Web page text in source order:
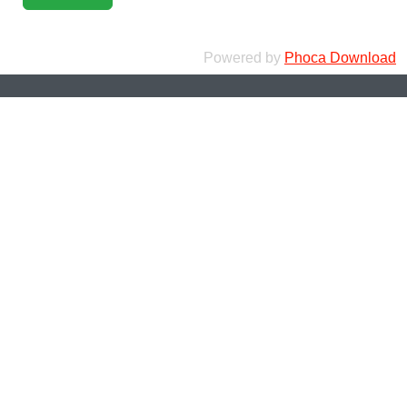
Powered by Phoca Download